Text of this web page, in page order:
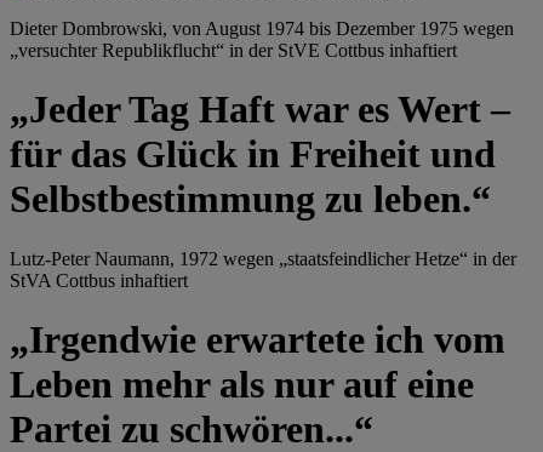
Dieter Dombrowski, von August 1974 bis Dezember 1975 wegen
„versuchter Republikflucht“ in der StVE Cottbus inhaftiert
„Jeder Tag Haft war es Wert –
für das Glück in Freiheit und
Selbstbestimmung zu leben.“
Lutz-Peter Naumann, 1972 wegen „staatsfeindlicher Hetze“ in der
StVA Cottbus inhaftiert
„Irgendwie erwartete ich vom
Leben mehr als nur auf eine
Partei zu schwören...“